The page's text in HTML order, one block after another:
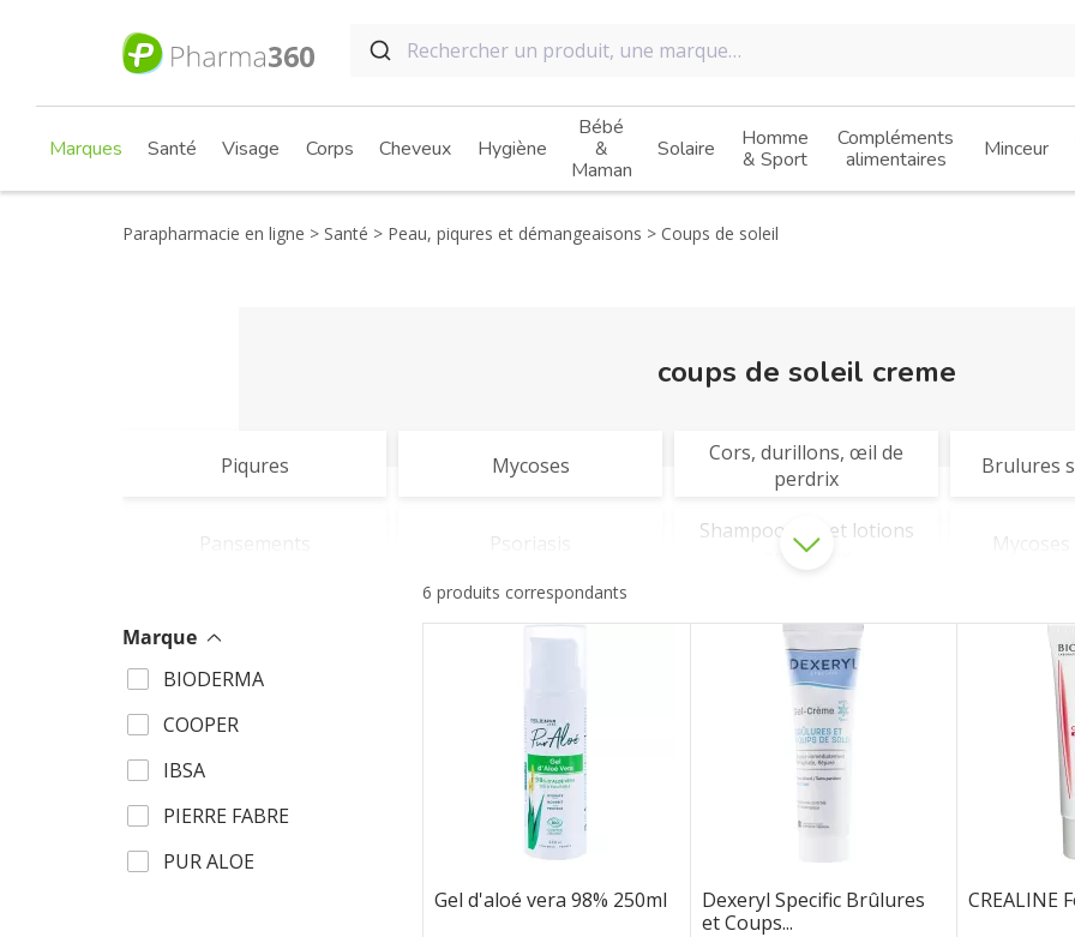
Marques Santé Visage Corps Cheveux Hygiène
Bébé
&
Maman
Solaire
Homme
& Sport
Compléments
alimentaires
Minceur
Parapharmacie en ligne Santé Peau, piqures et démangeaisons Coups de soleil
coups de soleil creme
Piqures Mycoses
Cors, durillons, œil de
perdrix
Brulures
Pansements Psoriasis
Shampooings et lotions
anti-poux
Mycoses
Erythème fessier
rougeurs
Irritations
Sécheresse
Fissures, gerçures,
crevasses
Marque
BIODERMA
COOPER
IBSA
PIERRE FABRE
PUR ALOE
6 produits correspondants
Gel d'aloé vera 98% 250ml
Dexeryl Specific Brûlures
et Coups...
CREALINE